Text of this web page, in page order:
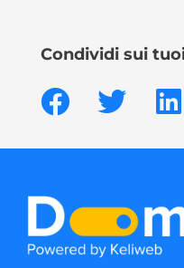
Condividi sui